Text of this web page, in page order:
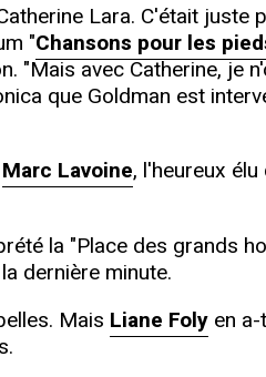
Lara. C'était juste
"Chansons pour les
"Mais avec Catherine, je
que Goldman est
Marc Lavoine, l'heureux
la "Place des grands
dernière minute.
Mais Liane Folyen a-